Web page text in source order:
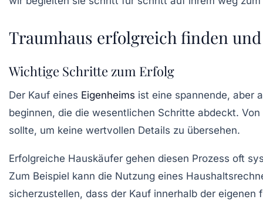
Traumhaus erfolgreich finden
Wichtige Schritte zum Erfolg
Der Kauf eines Eigenheims ist eine spannende, aber
beginnen, die die wesentlichen Schritte abdeckt.
sollte, um keine wertvollen Details zu übersehen.
Erfolgreiche Hauskäufer gehen diesen Prozess oft
Zum Beispiel kann die Nutzung eines
sicherzustellen, dass der Kauf innerhalb der eigenen